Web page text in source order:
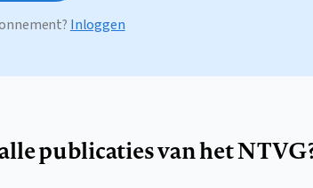
Inloggen
publicaties van het